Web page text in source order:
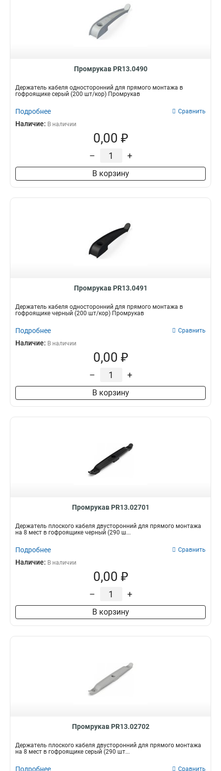
Промрукав PR13.0490
Держатель кабеля односторонний для прямого монтажа в
гофроящике серый (200 шт/кор) Промрукав
Подробнее Сравнить
Наличие: В наличии
0,00 ₽
– +
В корзину
Промрукав PR13.0491
Держатель кабеля односторонний для прямого монтажа в
гофроящике черный (200 шт/кор) Промрукав
Подробнее Сравнить
Наличие: В наличии
0,00 ₽
– +
В корзину
Промрукав PR13.02701
Держатель плоского кабеля двусторонний для прямого монтажа
на 8 мест в гофроящике черный (290 ш...
Подробнее Сравнить
Наличие: В наличии
0,00 ₽
– +
В корзину
Промрукав PR13.02702
Держатель плоского кабеля двусторонний для прямого монтажа
на 8 мест в гофроящике серый (290 шт...
Подробнее Сравнить